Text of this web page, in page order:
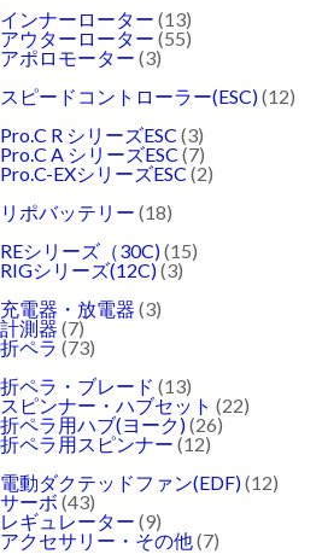
インナーローター (13)
アウターローター (55)
アポロモーター (3)
スピードコントローラー(ESC)(12)
Pro.C R シリーズESC (3)
Pro.C A シリーズESC (7)
Pro.C-EXシリーズESC (2)
リポバッテリー (18)
REシリーズ（30C)(15)
RIGシリーズ(12C)(3)
充電器・放電器 (3)
計測器 (7)
折ペラ (73)
折ペラ・ブレード (13)
スピンナー・ハブセット (22)
折ペラ用ハブ(ヨーク)(26)
折ペラ用スピンナー (12)
電動ダクテッドファン(EDF)(12)
サーボ (43)
レギュレーター (9)
アクセサリー・その他(7)